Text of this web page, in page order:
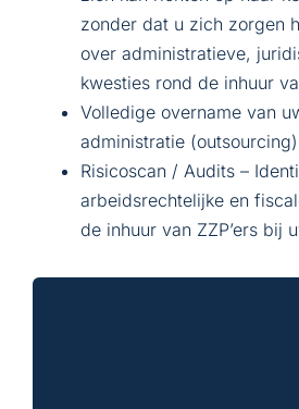
zonder dat u zich zorgen
over administratieve,
kwesties rond de inhuur
Volledige overname van
administratie
Risicoscan / Audits –
arbeidsrechtelijke en
de inhuur van ZZP’ers bij